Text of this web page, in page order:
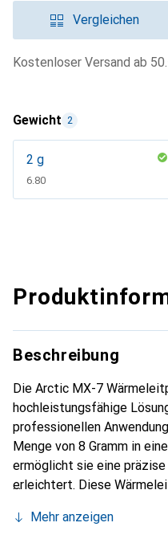
Vergleichen
Kostenloser Versand ab
Gewicht 2
2 g
CHF
6.80
Beschreibung
Die Arctic MX-7
hochleistungsfähige
professionellen
Menge von 8 Gramm in
ermöglicht sie eine präzise
erleichtert. Diese
Wärmeleitfähigkeit mit
Mehr anzeigen